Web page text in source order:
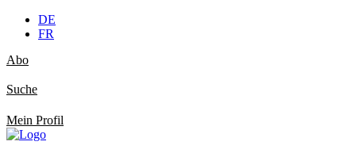
DE
FR
Abo
Suche
Mein Profil